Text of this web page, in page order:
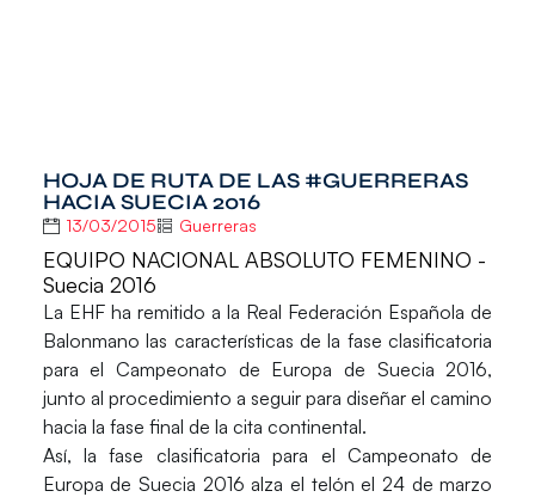
HOJA DE RUTA DE LAS #GUERRERAS
HACIA SUECIA 2016
13/03/2015 Guerreras
EQUIPO NACIONAL ABSOLUTO FEMENINO -
Suecia 2016
La EHF ha remitido a la Real Federación Española de
Balonmano las características de la fase clasificatoria
para elCampeonato de Europa de Suecia 2016,
junto al procedimiento a seguir para diseñar el camino
hacia la fase final de la cita continental.
Así, la fase clasificatoria para el Campeonato de
Europa de Suecia 2016 alza el telón el 24 de marzo